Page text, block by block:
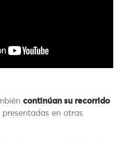
continúan su recorrido
en otras